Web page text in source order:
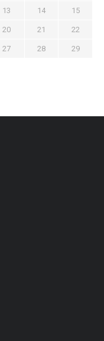
13 14 15
20 21 22
27 28 29